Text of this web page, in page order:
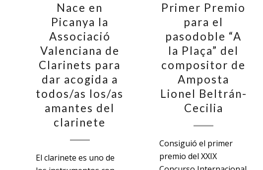
Nace en
Picanya la
Associació
Valenciana de
Clarinets para
dar acogida a
todos/as los/as
amantes del
clarinete
El clarinete es uno de
Primer Premio
para el
pasodoble “A
la Plaça” del
compositor de
Amposta
Lionel Beltrán-
Cecilia
Consiguió el primer
premio del XXIX